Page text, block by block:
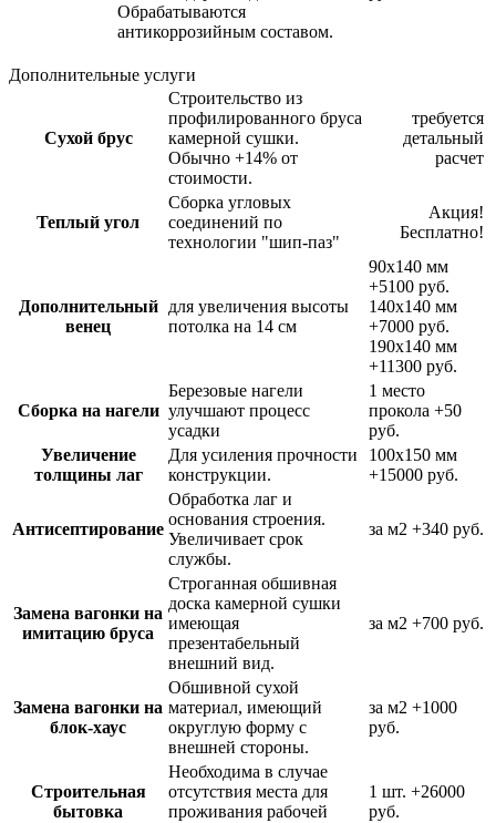
Обрабатываются
антикоррозийным составом.
Дополнительные услуги
Сухой брус
Строительство из
профилированного бруса
камерной сушки.
Обычно +14% от
стоимости.
требуется
детальный
расчет
Теплый угол
Сборка угловых
соединений по
технологии "шип-паз"
Акция!
Бесплатно!
Дополнительный
венец
для увеличения высоты
потолка на 14 см
90х140 мм
+5100 руб.
140х140 мм
+7000 руб.
190х140 мм
+11300 руб.
Сборка на нагели
Березовые нагели
улучшают процесс
усадки
1 место
прокола +50
руб.
Увеличение
толщины лаг
Для усиления прочности
конструкции.
100х150 мм
+15000 руб.
Антисептирование
Обработка лаг и
основания строения.
Увеличивает срок
службы.
за м2 +340 руб.
Замена вагонки на
имитацию бруса
Строганная обшивная
доска камерной сушки
имеющая
презентабельный
внешний вид.
за м2 +700 руб.
Замена вагонки на
блок-хаус
Обшивной сухой
материал, имеющий
округлую форму с
внешней стороны.
за м2 +1000
руб.
Строительная
бытовка
Необходима в случае
отсутствия места для
проживания рабочей
1 шт. +26000
руб.